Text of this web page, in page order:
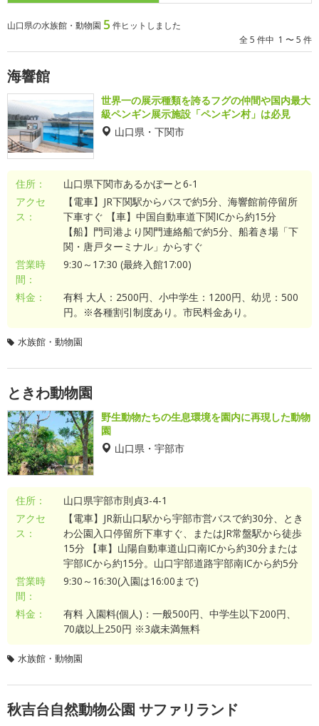
山口県の水族館・動物園 5 件ヒットしました
全 5 件中 1 〜 5 件
海響館
世界一の展示種類を誇るフグの仲間や国内最大
級ペンギン展示施設「ペンギン村」は必見
山口県・下関市
住所：
山口県下関市あるかぽーと6-1
アクセ
ス：
【電車】JR下関駅からバスで約5分、海響館前停留所
下車すぐ 【車】中国自動車道下関ICから約15分
【船】門司港より関門連絡船で約5分、船着き場「下
関・唐戸ターミナル」からすぐ
営業時
間：
9:30～17:30 (最終入館17:00)
料金：
有料 大人：2500円、小中学生：1200円、幼児：500
円。※各種割引制度あり。市民料金あり。
水族館・動物園
ときわ動物園
野生動物たちの生息環境を園内に再現した動物
園
山口県・宇部市
住所：
山口県宇部市則貞3-4-1
アクセ
ス：
【電車】JR新山口駅から宇部市営バスで約30分、とき
わ公園入口停留所下車すぐ、またはJR常盤駅から徒歩
15分 【車】山陽自動車道山口南ICから約30分または
宇部ICから約15分。山口宇部道路宇部南ICから約5分
営業時
間：
9:30～16:30(入園は16:00まで)
料金：
有料 入園料(個人)：一般500円、中学生以下200円、
70歳以上250円 ※3歳未満無料
水族館・動物園
秋吉台自然動物公園 サファリランド